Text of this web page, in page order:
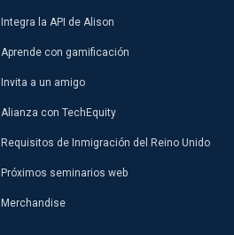
Integra la API de Alison
Aprende con gamificación
Invita a un amigo
Alianza con TechEquity
Requisitos de Inmigración del Reino Unido
Próximos seminarios web
Merchandise